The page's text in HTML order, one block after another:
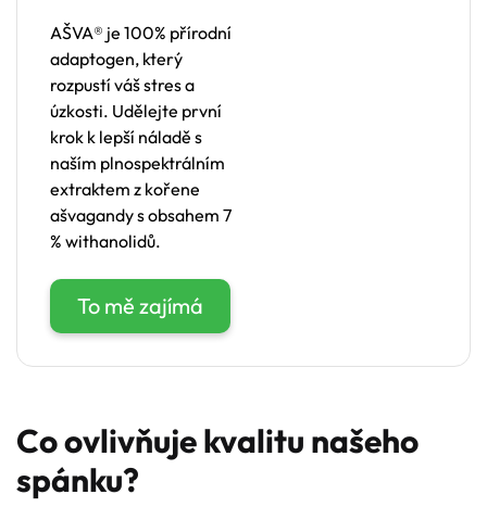
AŠVA® je 100% přírodní
adaptogen, který
rozpustí váš stres a
úzkosti. Udělejte první
krok k lepší náladě s
naším plnospektrálním
extraktem z kořene
ašvagandy s obsahem 7
% withanolidů.
To mě zajímá
Co ovlivňuje kvalitu našeho
spánku?